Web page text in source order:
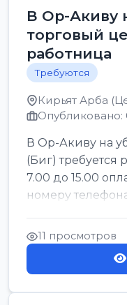
В Ор-Акиву
торговый
работница
Требуются
Кирьят Арба
Опубликовано:
В Ор-Акиву на
(Биг) требуется
7.00 до 15.00
номеру
11 просмотров